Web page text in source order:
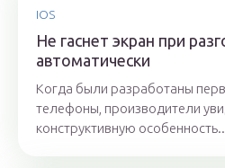
IOS
Не гаснет экран при
автоматически
Когда были разработаны
телефоны, производители
конструктивную